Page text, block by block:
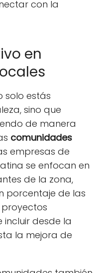
con la
en
solo estás
sino que
de manera
comunidades
empresas de
se enfocan en
de la zona,
porcentaje de las
incluir desde la
la mejora de